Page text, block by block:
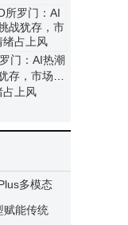
建设
门：AI热潮
存，市场贪
占上风
多模态
赋能传统